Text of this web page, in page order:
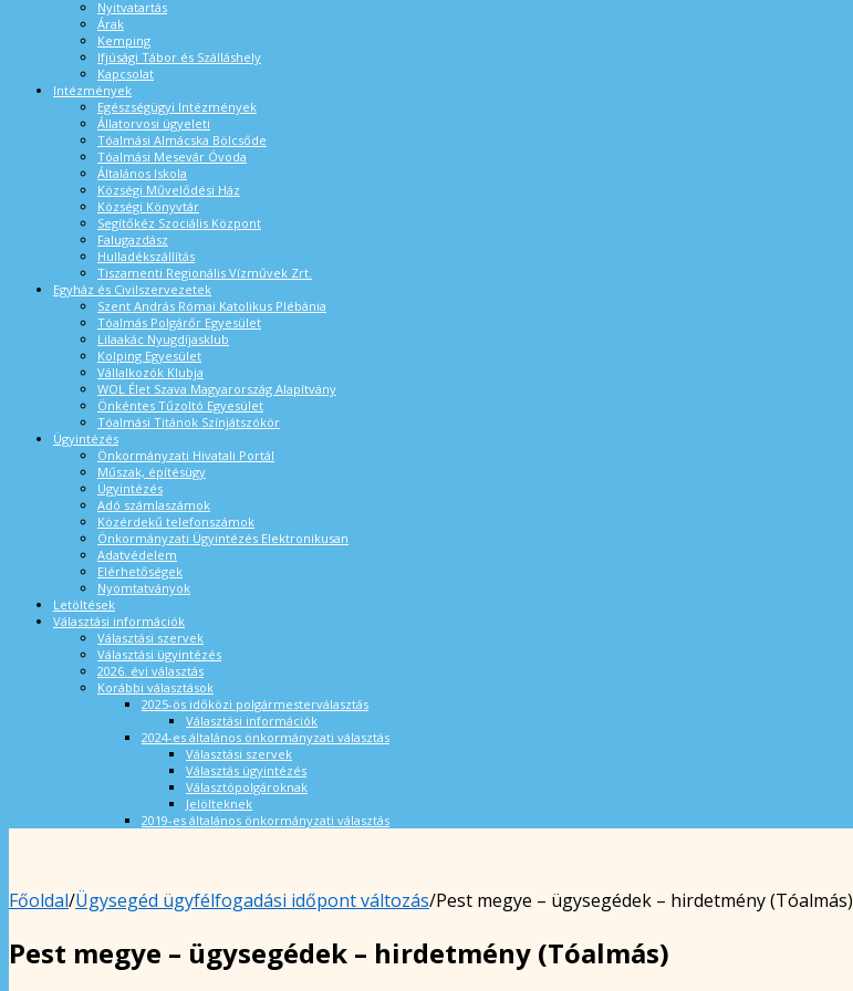
Nyitvatartás
Árak
Kemping
Ifjúsági Tábor és Szálláshely
Kapcsolat
Intézmények
Egészségügyi Intézmények
Állatorvosi ügyeleti
Tóalmási Almácska Bölcsőde
Tóalmási Mesevár Óvoda
Általános Iskola
Községi Művelődési Ház
Községi Könyvtár
Segítőkéz Szociális Központ
Falugazdász
Hulladékszállítás
Tiszamenti Regionális Vízművek Zrt.
Egyház és Civilszervezetek
Szent András Római Katolikus Plébánia
Tóalmás Polgárőr Egyesület
Lilaakác Nyugdíjasklub
Kolping Egyesület
Vállalkozók Klubja
WOL Élet Szava Magyarország Alapítvány
Önkéntes Tűzoltó Egyesület
Tóalmási Titánok Színjátszókör
Ügyintézés
Önkormányzati Hivatali Portál
Műszak, építésügy
Ügyintézés
Adó számlaszámok
Közérdekű telefonszámok
Önkormányzati Ügyintézés Elektronikusan
Adatvédelem
Elérhetőségek
Nyomtatványok
Letöltések
Választási információk
Választási szervek
Választási ügyintézés
2026. évi választás
Korábbi választások
2025-ös időközi polgármesterválasztás
Választási információk
2024-es általános önkormányzati választás
Választási szervek
Választás ügyintézés
Választópolgároknak
Jelölteknek
2019-es általános önkormányzati választás
Főoldal/Ügysegéd ügyfélfogadási időpont változás/Pest megye – ügysegédek – hirdetmény (Tóalmás)
Pest megye – ügysegédek – hirdetmény (Tóalmás)